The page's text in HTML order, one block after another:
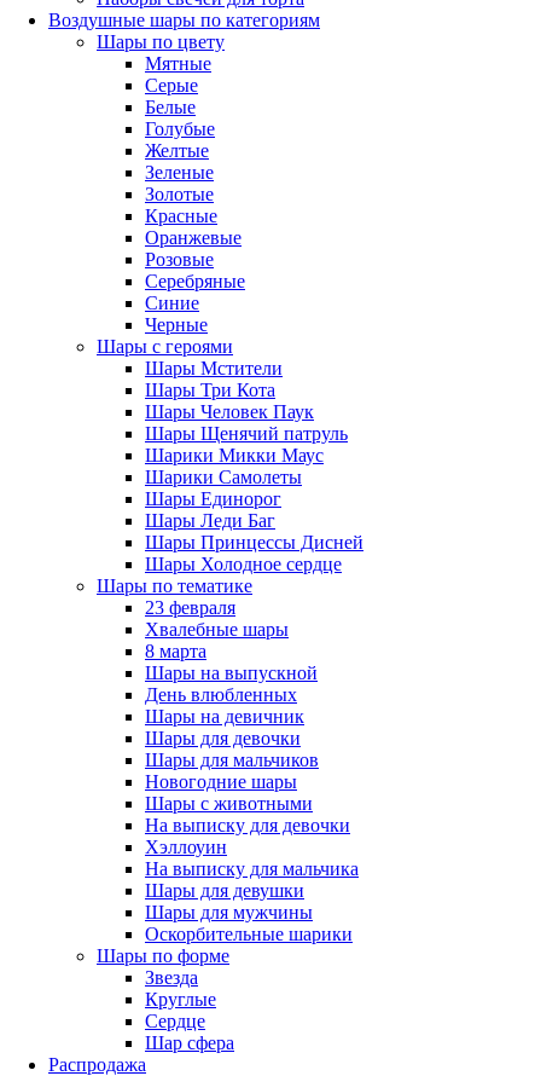
Воздушные шары по категориям
Шары по цвету
Мятные
Серые
Белые
Голубые
Желтые
Зеленые
Золотые
Красные
Оранжевые
Розовые
Серебряные
Синие
Черные
Шары с героями
Шары Мстители
Шары Три Кота
Шары Человек Паук
Шары Щенячий патруль
Шарики Микки Маус
Шарики Самолеты
Шары Единорог
Шары Леди Баг
Шары Принцессы Дисней
Шары Холодное сердце
Шары по тематике
23 февраля
Хвалебные шары
8 марта
Шары на выпускной
День влюбленных
Шары на девичник
Шары для девочки
Шары для мальчиков
Новогодние шары
Шары с животными
На выписку для девочки
Хэллоуин
На выписку для мальчика
Шары для девушки
Шары для мужчины
Оскорбительные шарики
Шары по форме
Звезда
Круглые
Сердце
Шар сфера
Распродажа